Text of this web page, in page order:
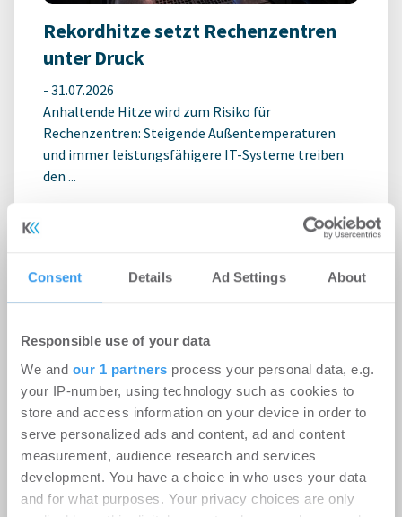
Consent Details Ad Settings About
Responsible use of your data
We and our 1 partners process your personal data, e.g.
your IP-number, using technology such as cookies to
store and access information on your device in order to
serve personalized ads and content, ad and content
measurement, audience research and services
development. You have a choice in who uses your data
and for what purposes. Your privacy choices are only
Rekordhitze setzt Rechenzentren
unter Druck
- 31.07.2026
Anhaltende Hitze wird zum Risiko für
Rechenzentren: Steigende Außentemperaturen
und immer leistungsfähigere IT-Systeme treiben
den ...
Ingeborg-Warschke-Nachwuchspreis
2026 – Bewerbung bis 2. August
möglich – Bundesbauministerin
Schirmherrin
- 08.07.2026
Login für den ganzen Artikel Wenn noch nicht
registriert, erstellen Sie sich jetzt Ihren
kostenlosen Account, um auf die neusten ...